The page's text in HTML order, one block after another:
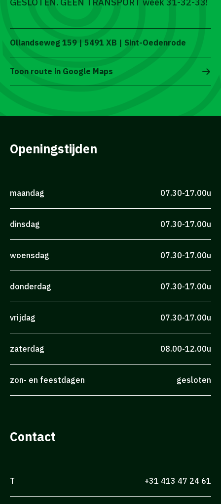
Ollandseweg 159 | 5491 XB | Sint-Oedenrode
Toon route in Google Maps
Openingstijden
maandag 07.30-17.00u
dinsdag 07.30-17.00u
woensdag 07.30-17.00u
donderdag 07.30-17.00u
vrijdag 07.30-17.00u
zaterdag 08.00-12.00u
zon- en feestdagen gesloten
Contact
T +31 413 47 24 61